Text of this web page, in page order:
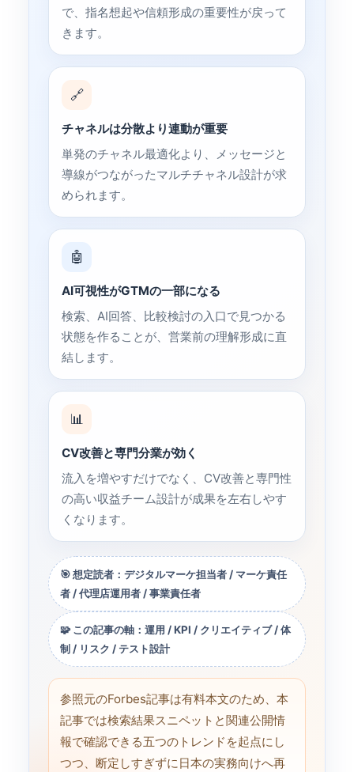
で、指名想起や信頼形成の重要性が戻って
きます。
🔗
チャネルは分散より連動が重要
単発のチャネル最適化より、メッセージと
導線がつながったマルチチャネル設計が求
められます。
🤖
AI可視性がGTMの一部になる
検索、AI回答、比較検討の入口で見つかる
状態を作ることが、営業前の理解形成に直
結します。
📊
CV改善と専門分業が効く
流入を増やすだけでなく、CV改善と専門性
の高い収益チーム設計が成果を左右しやす
くなります。
🎯 想定読者：デジタルマーケ担当者 / マーケ責任
者 / 代理店運用者 / 事業責任者
🧩 この記事の軸：運用 / KPI / クリエイティブ / 体
制 / リスク / テスト設計
参照元のForbes記事は有料本文のため、本
記事では検索結果スニペットと関連公開情
報で確認できる五つのトレンドを起点にし
つつ、断定しすぎずに日本の実務向けへ再